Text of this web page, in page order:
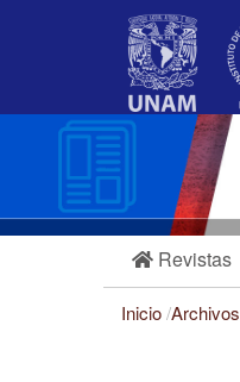
Barra
Revistas
Inicio/Archivos